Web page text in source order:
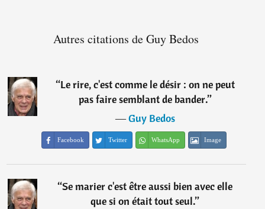
Autres citations de Guy Bedos
“Le rire, c'est comme le désir : on ne peut
pas faire semblant de bander.”
―Guy Bedos
Facebook Twitter WhatsApp Image
“Se marier c'est être aussi bien avec elle
que si on était tout seul.”